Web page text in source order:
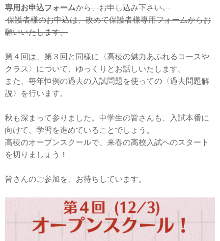
専用お申込フォームから、お申し込み下さい。
保護者様のお申込は、改めて保護者様専用フォームからお
願いいたします。
第４回は、第３回と同様に〈高稜の魅力あふれるコースや
クラス〉について、ゆっくりとお話しいたします。
また、毎年恒例の過去の入試問題を使っての〈過去問題解
説〉を行います。
秋も深まって参りました。中学生の皆さんも、入試本番に
向けて、学習を進めていることでしょう。
高稜のオープンスクールで、来春の高校入試へのスタート
を切りましょう！
皆さんのご参加を、お待ちしています。